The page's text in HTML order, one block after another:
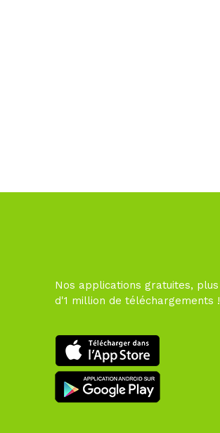
Nos applications gratuites, plus
d'1 million de téléchargements !